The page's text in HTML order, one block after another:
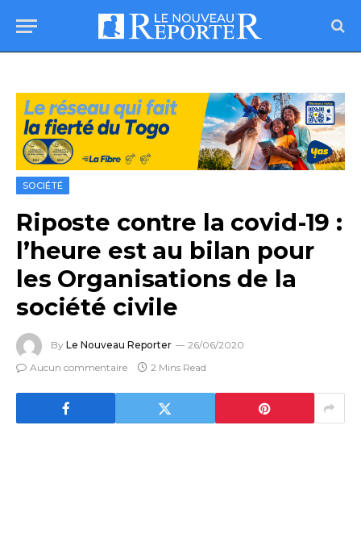
SOCIÉTÉ
Riposte contre la covid-19 :
l’heure est au bilan pour
les Organisations de la
société civile
By Le Nouveau Reporter
26/06/2020
Aucun commentaire
2 Mins Read